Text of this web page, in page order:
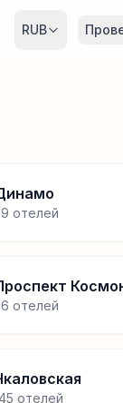
RUB
отелей
отелей
отелей